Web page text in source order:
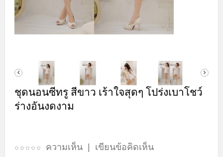
ชุดนอนซีทรู สีขาว เร้าใจสุดๆ โปร่งเบาโชว์
ร่างอันงดงาม
ความเห็น | เขียนข้อคิดเห็น